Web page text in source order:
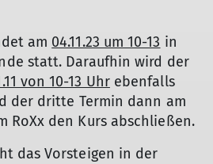
am 04.11.23 um 10-13 in
statt. Daraufhin wird der
von 10-13 Uhrebenfalls
der dritte Termin dann am
RoXx den Kurs abschließen.
das Vorsteigen in der